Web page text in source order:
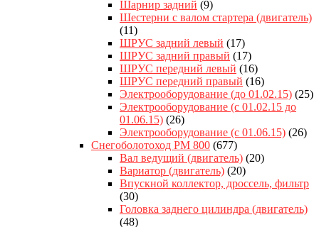
Шарнир задний (9)
Шестерни с валом стартера (двигатель)
(11)
ШРУС задний левый (17)
ШРУС задний правый (17)
ШРУС передний левый (16)
ШРУС передний правый (16)
Электрооборудование (до 01.02.15) (25)
Электрооборудование (с 01.02.15 до
01.06.15) (26)
Электрооборудование (с 01.06.15) (26)
Снегоболотоход РМ 800 (677)
Вал ведущий (двигатель) (20)
Вариатор (двигатель) (20)
Впускной коллектор, дроссель, фильтр
(30)
Головка заднего цилиндра (двигатель)
(48)